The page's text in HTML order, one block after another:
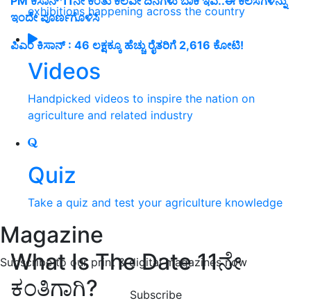
exhibitions happening across the country
Videos
Handpicked videos to inspire the nation on
agriculture and related industry
Quiz
Take a quiz and test your agriculture knowledge
Magazine
Subscribe to our print & digital magazines now
Subscribe
ಇಂದೇ ಪೂರ್ಣಗೊಳಿಸಿ
ಪಿಎಂ ಕಿಸಾನ್‌ : 46 ಲಕ್ಷಕ್ಕೂ ಹೆಚ್ಚು ರೈತರಿಗೆ 2,616 ಕೋಟಿ!
What Is The Date 11ನೇ
ಕಂತಿಗಾಗಿ?